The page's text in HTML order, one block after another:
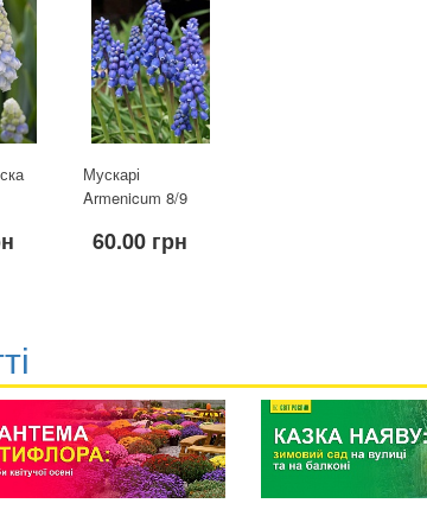
Мускарі
Armenicum 8/9
60.00 грн